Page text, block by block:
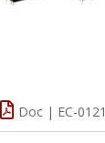
Doc | EC-0121